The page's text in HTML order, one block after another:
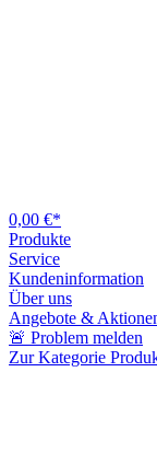
0,00 €*
Produkte
Service
Kundeninformation
Über uns
Angebote &
🚨 Problem melden
Zur Kategorie